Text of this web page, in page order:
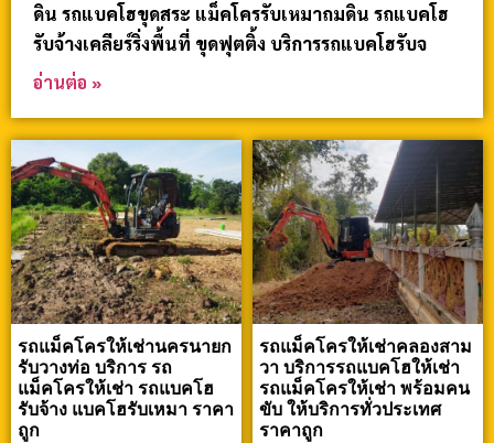
ดิน รถแบคโฮขุดสระ แม็คโครรับเหมาถมดิน รถแบคโฮ
รับจ้างเคลียร์ริ่งพื้นที่ ขุดฟุตติ้ง บริการรถแบคโฮรับจ
อ่านต่อ »
รถแม็คโครให้เช่านครนายก
รับวางท่อ บริการ รถ
แม็คโครให้เช่า รถแบคโฮ
รับจ้าง แบคโฮรับเหมา ราคา
ถูก
รถแม็คโครให้เช่าคลองสาม
วา บริการรถแบคโฮให้เช่า
รถแม็คโครให้เช่า พร้อมคน
ขับ ให้บริการทั่วประเทศ
ราคาถูก